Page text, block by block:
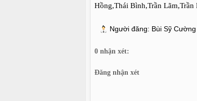
Hồng,Thái Bình,Trần
Người đăng: Bùi Sỹ Cường
0 nhận xét:
Đăng nhận xét